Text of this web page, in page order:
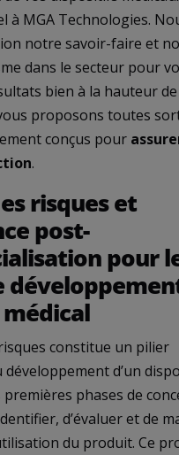
à MGA Technologies.
notre savoir-faire et
dans le secteur pour
bien à la hauteur de
proposons toutes
conçus pour
.
risques et
post-
pour
constitue un pilier
d’un
premières phases de
d’évaluer et de
du produit. Ce